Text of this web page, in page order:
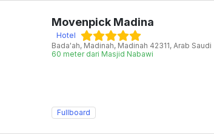
Movenpick Madina
Hotel
Bada'ah, Madinah, Madinah 42311, Arab Saudi
60 meter dari Masjid Nabawi
Fullboard